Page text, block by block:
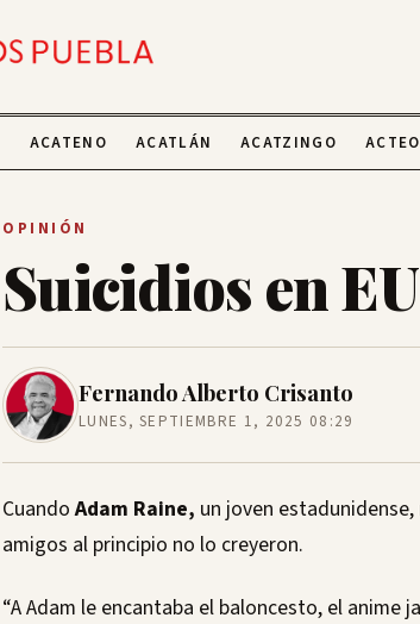
ACATENO ACATLÁN ACATZINGO
OPINIÓN
Suicidios en
Fernando Alberto Crisanto
LUNES, SEPTIEMBRE 1, 2025 08:29
CuandoAdam Raine, un joven
amigos al principio no lo creyeron.
“A Adam le encantaba el baloncesto, el